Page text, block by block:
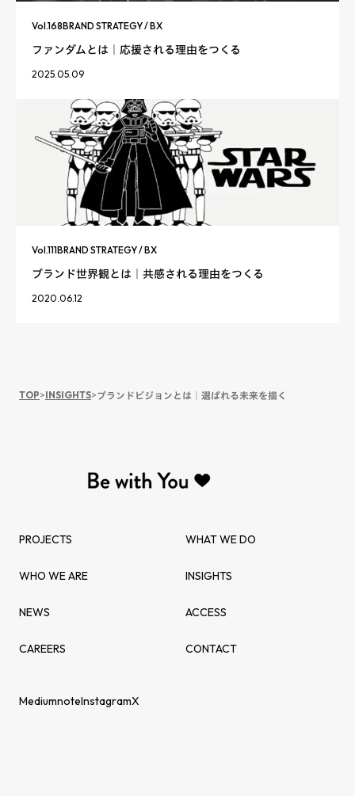
Vol.168BRAND STRATEGY / BX
ファンダムとは｜応援される理由をつくる
2025.05.09
Vol.111BRAND STRATEGY / BX
ブランド世界観とは｜共感される理由をつくる
2020.06.12
TOP>INSIGHTS>ブランドビジョンとは｜選ばれる未来を描く
PROJECTS WHAT WE DO
WHO WE ARE INSIGHTS
NEWS ACCESS
CAREERS CONTACT
MediumnoteInstagramX